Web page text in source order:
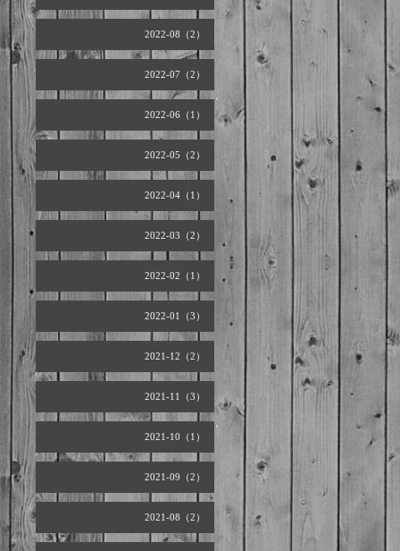
2022-08（2）
2022-07（2）
2022-06（1）
2022-05（2）
2022-04（1）
2022-03（2）
2022-02（1）
2022-01（3）
2021-12（2）
2021-11（3）
2021-10（1）
2021-09（2）
2021-08（2）